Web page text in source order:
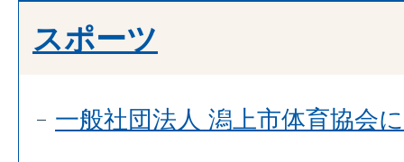
スポーツ
一般社団法人 潟上市体育協会